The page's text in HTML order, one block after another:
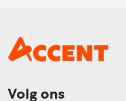
Volg ons